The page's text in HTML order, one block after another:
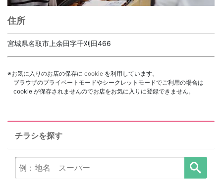
住所
宮城県名取市上余田字千刈田466
※お気に入りのお店の保存に cookie を利用しています。
ブラウザのプライベートモードやシークレットモードでご利用の場合は
cookie が保存されませんのでお店をお気に入りに登録できません。
チラシを探す